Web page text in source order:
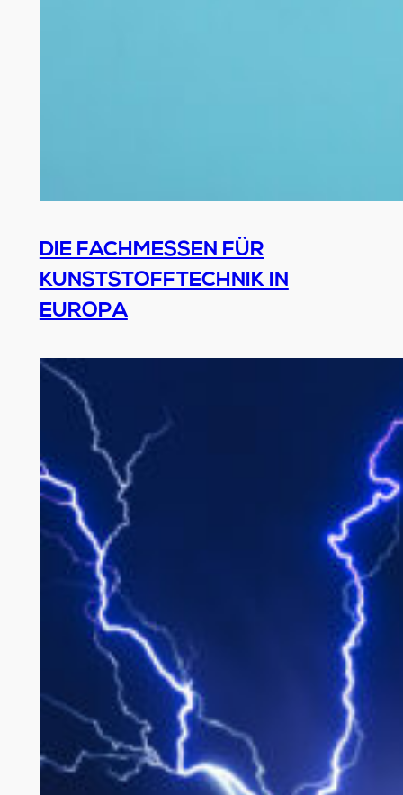
DIE FACHMESSEN FÜR
KUNSTSTOFFTECHNIK IN
EUROPA